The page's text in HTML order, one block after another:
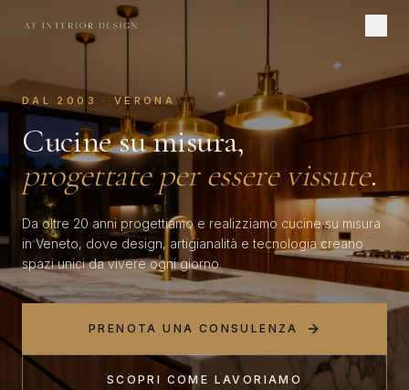
DAL 2003 · VERONA
Cucine su misura,
progettate per essere vissute.
Da oltre 20 anni progettiamo e realizziamo cucine su misura
in Veneto, dove design, artigianalità e tecnologia creano
spazi unici da vivere ogni giorno.
PRENOTA UNA CONSULENZA
SCOPRI COME LAVORIAMO